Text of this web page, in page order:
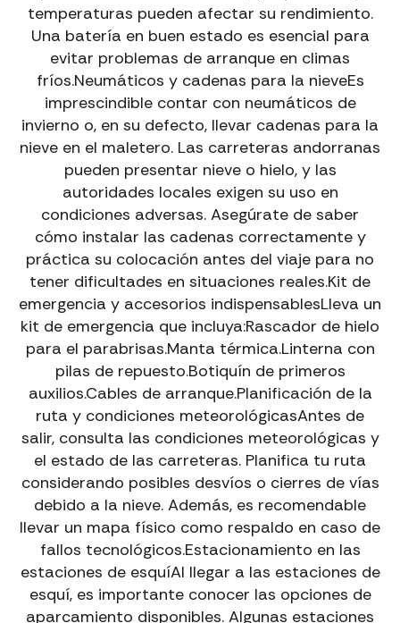
temperaturas pueden afectar su rendimiento.
Una batería en buen estado es esencial para
evitar problemas de arranque en climas
fríos.Neumáticos y cadenas para la nieveEs
imprescindible contar con neumáticos de
invierno o, en su defecto, llevar cadenas para la
nieve en el maletero. Las carreteras andorranas
pueden presentar nieve o hielo, y las
autoridades locales exigen su uso en
condiciones adversas. Asegúrate de saber
cómo instalar las cadenas correctamente y
práctica su colocación antes del viaje para no
tener dificultades en situaciones reales.Kit de
emergencia y accesorios indispensablesLleva un
kit de emergencia que incluya:Rascador de hielo
para el parabrisas.Manta térmica.Linterna con
pilas de repuesto.Botiquín de primeros
auxilios.Cables de arranque.Planificación de la
ruta y condiciones meteorológicasAntes de
salir, consulta las condiciones meteorológicas y
el estado de las carreteras. Planifica tu ruta
considerando posibles desvíos o cierres de vías
debido a la nieve. Además, es recomendable
llevar un mapa físico como respaldo en caso de
fallos tecnológicos.Estacionamiento en las
estaciones de esquíAl llegar a las estaciones de
esquí, es importante conocer las opciones de
aparcamiento disponibles. Algunas estaciones